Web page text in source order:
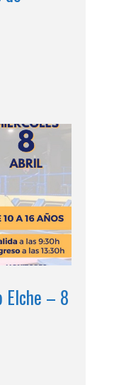
Elche – 8